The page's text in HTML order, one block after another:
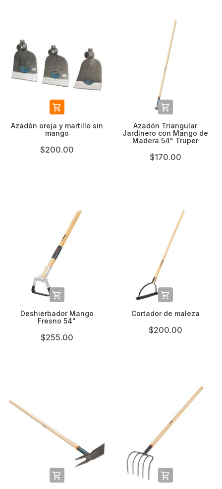

Azadón oreja y martillo sin
mango
$200.00

Azadón Triangular
Jardinero con Mango de
Madera 54" Truper
$170.00

Deshierbador Mango
Fresno 54"
$255.00

Cortador de maleza
$200.00
 